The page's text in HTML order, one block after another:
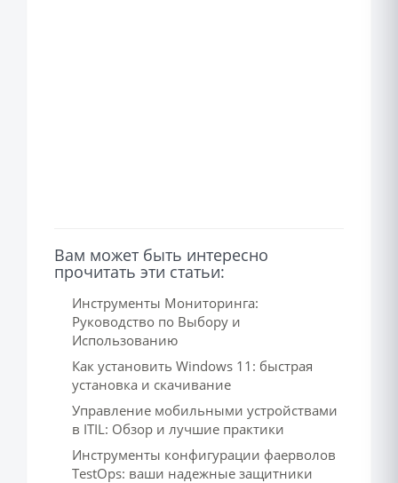
Вам может быть интересно
прочитать эти статьи:
Инструменты Мониторинга:
Руководство по Выбору и
Использованию
Как установить Windows 11: быстрая
установка и скачивание
Управление мобильными устройствами
в ITIL: Обзор и лучшие практики
Инструменты конфигурации фаерволов
TestOps: ваши надежные защитники